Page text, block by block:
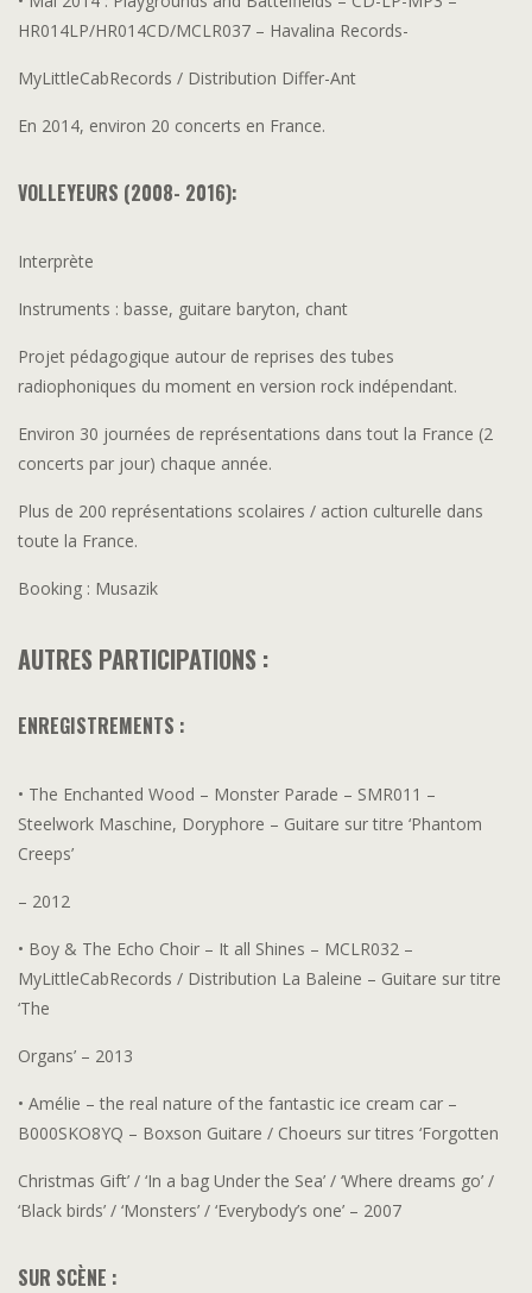
HR014LP/HR014CD/MCLR037 – Havalina Records-
MyLittleCabRecords / Distribution Differ-Ant
En 2014, environ 20 concerts en France.
VOLLEYEURS (2008- 2016):
Interprète
Instruments : basse, guitare baryton, chant
Projet pédagogique autour de reprises des tubes
radiophoniques du moment en version rock indépendant.
Environ 30 journées de représentations dans tout la France (2
concerts par jour) chaque année.
Plus de 200 représentations scolaires / action culturelle dans
toute la France.
Booking : Musazik
AUTRES PARTICIPATIONS :
ENREGISTREMENTS :
• The Enchanted Wood – Monster Parade – SMR011 –
Steelwork Maschine, Doryphore – Guitare sur titre ‘Phantom
Creeps’
– 2012
• Boy & The Echo Choir – It all Shines – MCLR032 –
MyLittleCabRecords / Distribution La Baleine – Guitare sur titre
‘The
Organs’ – 2013
• Amélie – the real nature of the fantastic ice cream car –
B000SKO8YQ – Boxson Guitare / Choeurs sur titres ‘Forgotten
Christmas Gift’ / ‘In a bag Under the Sea’ / ‘Where dreams go’ /
‘Black birds’ / ‘Monsters’ / ‘Everybody’s one’ – 2007
SUR SCÈNE :